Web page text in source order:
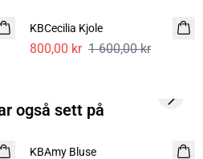
KBCecilia Kjole
800,00 kr 1 600,00 kr
også sett på
-50%
KBAmy Bluse
Next